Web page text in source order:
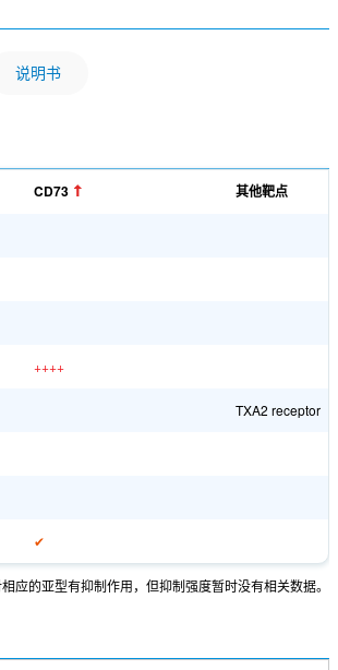
说明书
CD73 其他靶点
++++
TXA2 receptor
✔
应的亚型有抑制作用，但抑制强度暂时没有相关数据。